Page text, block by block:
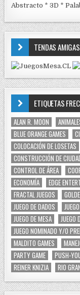
Abstracto *3D *
TENDAS AMIGAS
ETIQUETAS
ALAN R. MOON
BLUE ORANGE GAMES
COLOCACIÓN DE LOSETAS
CONSTRUCCIÓN DE
CONTROL DE ÁREA
ECONOMÍA
EDGE
FRACTAL JUEGOS
JUEGO DE DADOS
JUEGO DE MESA
JUEGO
JUEGO NOMINADO Y/O
MALDITO GAMES
PARTY GAME
PUSH-
REINER KNIZIA
RIO